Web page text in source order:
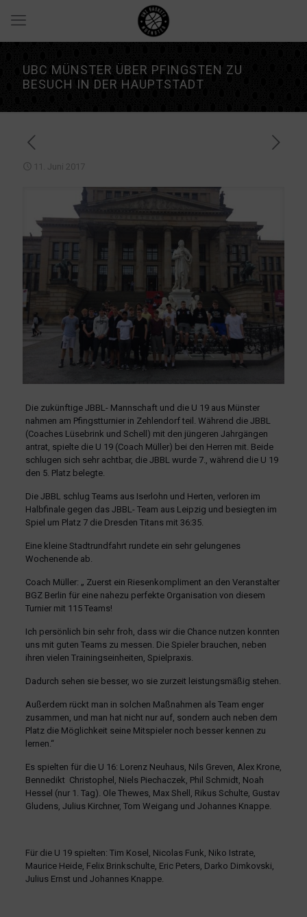
UBC MÜNSTER ÜBER PFINGSTEN ZU
BESUCH IN DER HAUPTSTADT
11. Juni 2017
Die zukünftige JBBL- Mannschaft und die U 19 aus Münster
nahmen am Pfingstturnier in Zehlendorf teil. Während die JBBL
(Coaches Lüsebrink und Schell) mit den jüngeren Jahrgängen
antrat, spielte die U 19 (Coach Müller) bei den Herren mit. Beide
schlugen sich sehr achtbar, die JBBL wurde 7., während die U 19
den 5. Platz belegte.
Die JBBL schlug Teams aus Iserlohn und Herten, verloren im
Halbfinale gegen das JBBL- Team aus Leipzig und besiegten im
Spiel um Platz 7 die Dresden Titans mit 36:35.
Eine kleine Stadtrundfahrt rundete ein sehr gelungenes
Wochenende ab.
Coach Müller: „ Zuerst ein Riesenkompliment an den Veranstalter
BGZ Berlin für eine nahezu perfekte Organisation von diesem
Turnier mit 115 Teams!
Ich persönlich bin sehr froh, dass wir die Chance nutzen konnten
uns mit guten Teams zu messen. Die Spieler brauchen, neben
ihren vielen Trainingseinheiten, Spielpraxis.
Dadurch sehen sie besser, wo sie zurzeit leistungsmäßig stehen.
Außerdem rückt man in solchen Maßnahmen als Team enger
zusammen, und man hat nicht nur auf, sondern auch neben dem
Platz die Möglichkeit seine Mitspieler noch besser kennen zu
lernen.“
Es spielten für die U 16: Lorenz Neuhaus, Nils Greven, Alex Krone,
Bennedikt Christophel, Niels Piechaczek, Phil Schmidt, Noah
Hessel (nur 1. Tag). Ole Thewes, Max Shell, Rikus Schulte, Gustav
Gludens, Julius Kirchner, Tom Weigang und Johannes Knappe.
Für die U 19 spielten: Tim Kosel, Nicolas Funk, Niko Istrate,
Maurice Heide, Felix Brinkschulte, Eric Peters, Darko Dimkovski,
Julius Ernst und Johannes Knappe.